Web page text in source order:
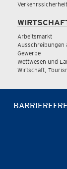
Verkehrssicherheit
Arbeitsmarkt
Ausschreibungen
Gewerbe
Wettwesen und
Wirtschaft,